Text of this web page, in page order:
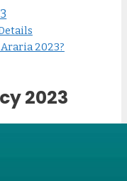
2023?
2023